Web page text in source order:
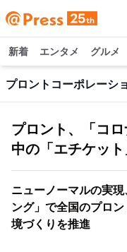
新着 エンタメ グルメ
プロントコーポレーシ
プロント、「コ
中の「エチケット
ニューノーマルの実
ング」で全国のプロ
境づくりを推進